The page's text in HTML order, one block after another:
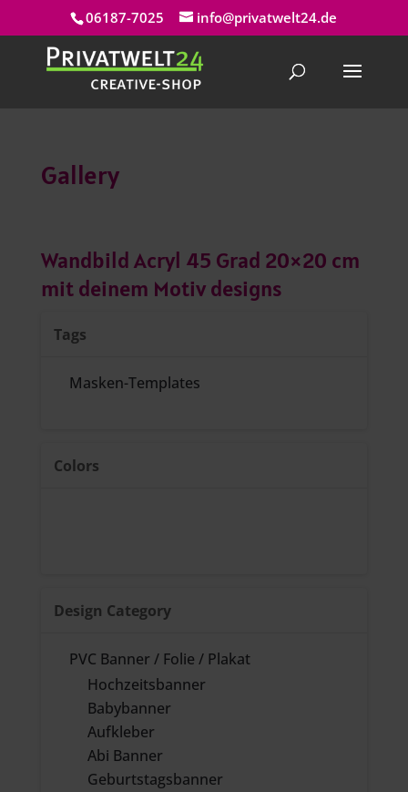
06187-7025 info@privatwelt24.de
Gallery
Wandbild Acryl 45 Grad 20×20 cm
mit deinem Motiv designs
Tags
Masken-Templates
Colors
Design Category
PVC Banner / Folie / Plakat
Hochzeitsbanner
Babybanner
Aufkleber
Abi Banner
Geburtstagsbanner